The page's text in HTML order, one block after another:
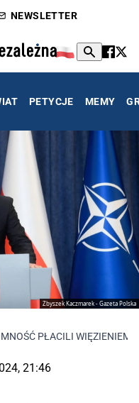
NEWSLETTER
PETYCJE MEMY
Zbyszek Kaczmarek - Gazeta Polska
PŁACILI WIĘZIENIEM,
21:46